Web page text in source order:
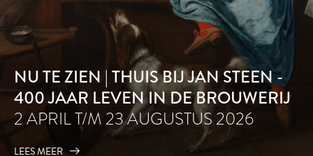
NU TE ZIEN | THUIS BIJ JAN STEEN -
400 JAAR LEVEN IN DE BROUWERIJ
2 APRIL T/M 23 AUGUSTUS 2026
LEES MEER